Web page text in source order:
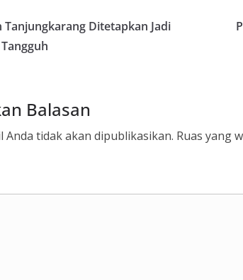
Tanjungkarang Ditetapkan Jadi
Balasan
Anda tidak akan dipublikasikan. Ruas yang